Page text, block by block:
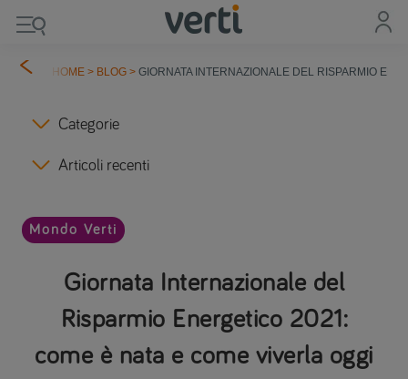
HOME > BLOG >GIORNATA INTERNAZIONALE DEL RISPARMIO
Categorie
Articoli recenti
Giornata Internazionale del
Risparmio Energetico 2021:
come è nata e come viverla oggi
Mondo Verti